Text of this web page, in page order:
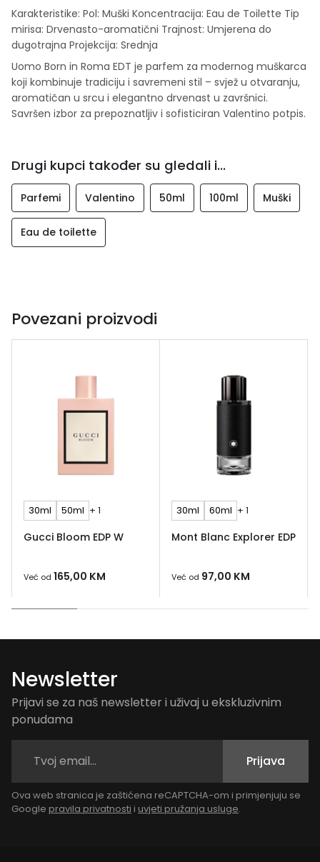
Karakteristike: Pol: Muški Koncentracija: Eau de Toilette Tip
mirisa: Drvenasto-aromatični Trajnost: Umjerena do
dugotrajna Projekcija: Srednja
Uomo Born in Roma EDT je parfem za modernog muškarca
koji kombinuje tradiciju i savremeni stil – svjež u otvaranju,
aromatičan u srcu i elegantno drvenast u završnici.
Savršen izbor za prepoznatljiv i sofisticiran Valentino potpis.
Drugi kupci također su gledali i...
Parfemi Valentino 50ml 100ml Muški
Eau de toilette
Povezani proizvodi
30ml 50ml + 1
Gucci Bloom EDP W
Već od 165,00 KM
30ml 60ml + 1
Mont Blanc Explorer EDP
Već od 97,00 KM
Newsletter
Prijavi se za naš newsletter i uživaj u ekskluzivnim
ponudama
Prijava
Ova web stranica je zaštićena reCAPTCHA-om i primjenjuju se
Google pravila privatnosti i uvjeti pružanja usluge.